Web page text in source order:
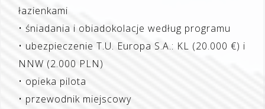
łazienkami
• śniadania i obiadokolacje według programu
• ubezpieczenie T.U. Europa S.A.: KL (20.000 €) i
NNW (2.000 PLN)
• opieka pilota
• przewodnik miejscowy